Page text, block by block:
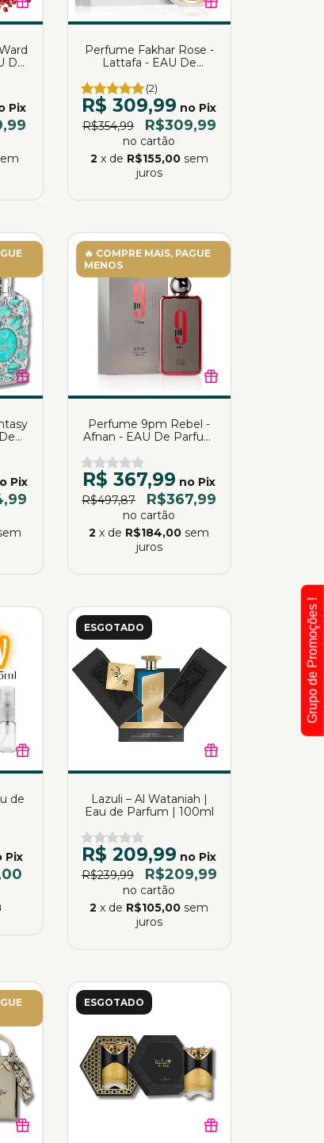
De
Pix
Perfume Fakhar Rose -
Lattafa - EAU De
(2)
R$ 309,99 no Pix
R$354,99
R$309,99
no cartão
2 x de R$155,00 sem
juros
Pix
🔥 COMPRE MAIS, PAGUE
MENOS
Perfume 9pm Rebel -
Afnan - EAU De Parfum
R$ 367,99 no Pix
R$497,87
R$367,99
no cartão
2 x de R$184,00 sem
juros
de
Pix
ESGOTADO
Lazuli – Al Wataniah |
Eau de Parfum | 100ml
R$ 209,99 no Pix
R$239,99
R$209,99
no cartão
2 x de R$105,00 sem
juros
ESGOTADO
Grupo de Promoções !